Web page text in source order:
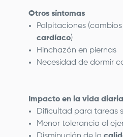
Otros síntomas
Palpitaciones (cambios
cardíaco)
Hinchazón en piernas
Necesidad de dormir
Impacto en la vida diaria
Dificultad para tareas
Menor tolerancia al